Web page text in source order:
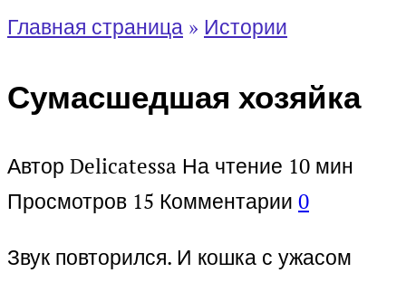
Главная страница » Истории
Сумасшедшая хозяйка
Автор Delicatessa На чтение 10 мин
Просмотров 15 Комментарии 0
Звук повторился. И кошка с ужасом